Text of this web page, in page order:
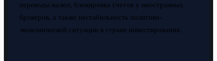
переводы валют, блокировка счетов у иностранных
брокеров, а также нестабильность политико-
экономической ситуации в стране инвестирования.